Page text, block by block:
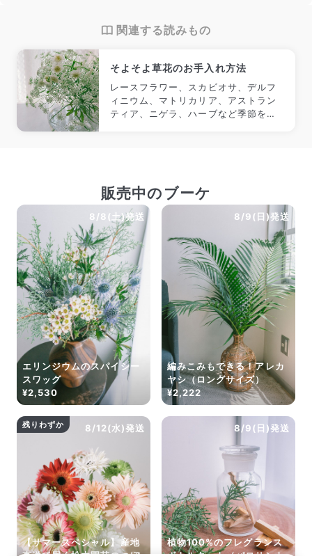
関連する読みもの
そよそよ草花のお手入れ方法
レースフラワー、スカビオサ、デルフ
ィニウム、マトリカリア、アストラン
ティア、ニゲラ、ハーブなど季節を彩
花たちの特徴なんです。 いくつかのポ
イントを抑えてなるべく長く楽しみま
しょう！
販売中のブーケ
8/8(土)発送
エリンジウムのスパイシー
スワッグ
¥2,530
8/9(日)発送
編みこみもできる！アレカ
ヤシ（ロングサイズ）
¥2,222
8/12(水)発送
残りわずか
【サマースペシャル】産地
8/9(日)発送
植物100%のフレグランス